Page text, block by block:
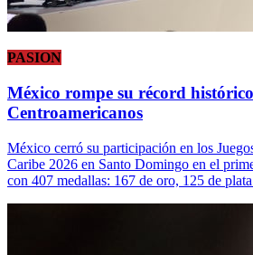
PASION
México rompe su récord
Centroamericanos
México cerró su participación en los
Caribe 2026 en Santo Domingo en el
con 407 medallas: 167 de oro, 125 de